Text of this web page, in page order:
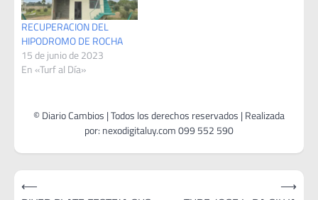
RECUPERACION DEL
HIPODROMO DE ROCHA
15 de junio de 2023
En «Turf al Día»
Navegación
⟵
⟶